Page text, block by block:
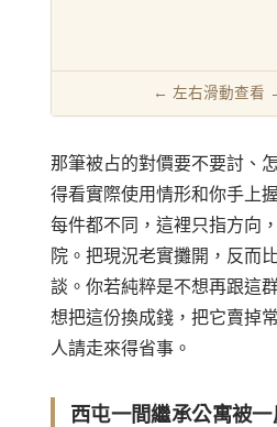
那筆被占的對價要不要討、
得看實際使用情形和你手上
每件都不同，這裡只指方向
院。把現況老實攤開，反而
談。你若純粹是不想再跟這
想把這份換成錢，把它賣掉
人請走來得省事。
西屯一間繼承公寓被